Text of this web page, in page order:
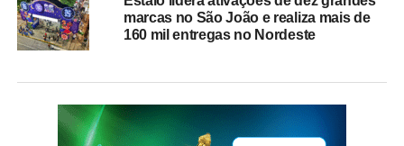
marcas no São João e realiza mais de
160 mil entregas no Nordeste